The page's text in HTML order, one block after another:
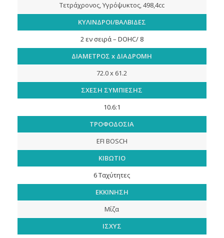
Τετράχρονος, Υγρόψυκτος, 498,4cc
ΚΥΛΙΝΔΡΟΙ/ΒΑΛΒΙΔΕΣ
2 εν σειρά – DOHC/ 8
ΔΙΑΜΕΤΡΟΣ x ΔΙΑΔΡΟΜΗ
72.0 x 61.2
ΣΧΕΣΗ ΣΥΜΠΙΕΣΗΣ
10.6:1
ΤΡΟΦΟΔΟΣΙΑ
EFI BOSCH
ΚΙΒΩΤΙΟ
6 Ταχύτητες
ΕΚΚΙΝΗΣΗ
Μίζα
ΙΣΧΥΣ